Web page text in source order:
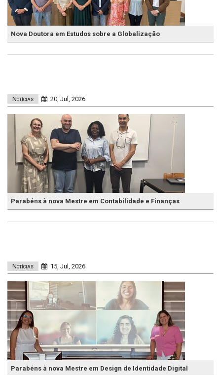
Nova Doutora em Estudos sobre a Globalização
Notícias 20, Jul, 2026
Parabéns à nova Mestre em Contabilidade e Finanças
Notícias 15, Jul, 2026
Parabéns à nova Mestre em Design de Identidade Digital